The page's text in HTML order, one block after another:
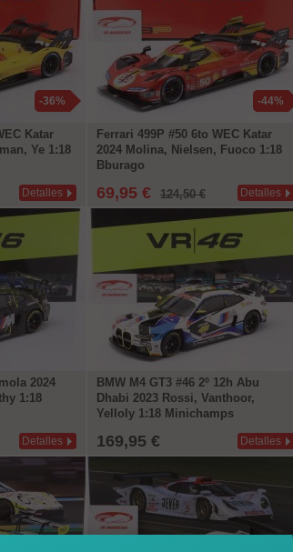
-36%
Katar
Ye 1:18
Detalles
-44%
Ferrari 499P #50 6to WEC Katar
2024 Molina, Nielsen, Fuoco 1:18
Bburago
69,95 € 124,50 € Detalles
2024
1:18
Detalles
BMW M4 GT3 #46 2º 12h Abu
Dhabi 2023 Rossi, Vanthoor,
Yelloly 1:18 Minichamps
169,95 € Detalles